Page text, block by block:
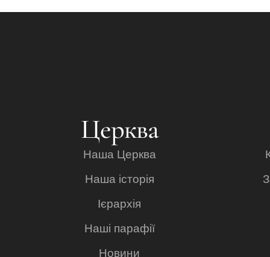
Церква
Наша Церква
Наша історія
Ієрархія
Наші парафії
Новини